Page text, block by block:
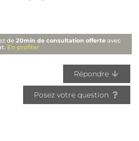
de20min de consultation offerte avec
En profiter
Répondre
Posez votre question